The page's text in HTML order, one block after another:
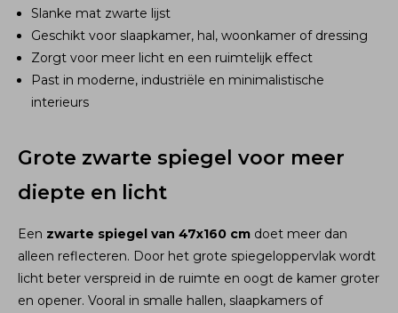
Slanke mat zwarte lijst
Geschikt voor slaapkamer, hal, woonkamer of dressing
Zorgt voor meer licht en een ruimtelijk effect
Past in moderne, industriële en minimalistische
interieurs
Grote zwarte spiegel voor meer
diepte en licht
Een zwarte spiegel van 47x160 cm doet meer dan
alleen reflecteren. Door het grote spiegeloppervlak wordt
licht beter verspreid in de ruimte en oogt de kamer groter
en opener. Vooral in smalle hallen, slaapkamers of